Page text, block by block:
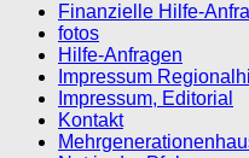
Finanzielle Hilfe-
fotos
Hilfe-Anfragen
Impressum
Impressum, Editorial
Kontakt